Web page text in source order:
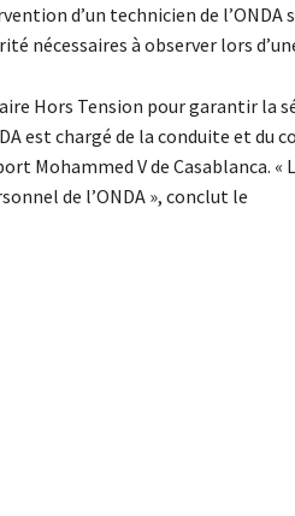
d’un technicien de
nécessaires à observer lors
Hors Tension pour garantir la
est chargé de la conduite et
Mohammed V de Casablanca. «
de l’ONDA », conclut le